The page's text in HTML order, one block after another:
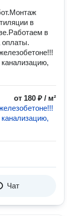
в
в
от 180 ₽ / м²
Чат